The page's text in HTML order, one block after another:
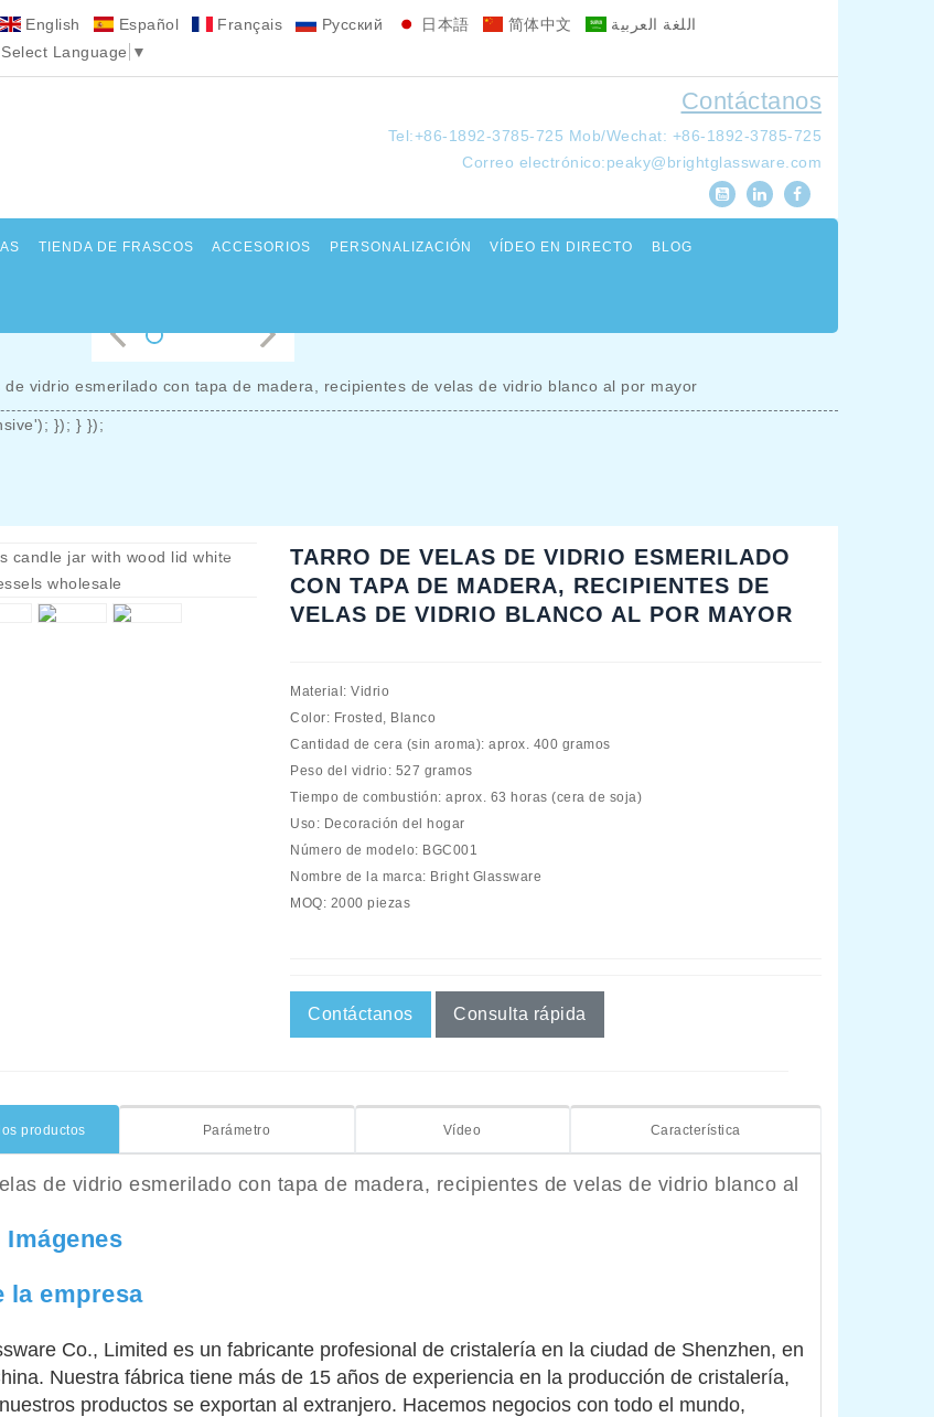
English Español Français Pусский 日本語 简体中文
اللغة العربية
Select Language ▼
Contáctanos
Tel:+86-1892-3785-725 Mob/Wechat: +86-1892-3785-725
Correo electrónico:peaky@brightglassware.com
TIENDA DE FRASCOS ACCESORIOS PERSONALIZACIÓN VÍDEO EN DIRECTO BLOG
de vidrio esmerilado con tapa de madera, recipientes de velas de vidrio blanco al por mayor
}); } });
TARRO DE VELAS DE VIDRIO ESMERILADO
CON TAPA DE MADERA, RECIPIENTES DE
VELAS DE VIDRIO BLANCO AL POR MAYOR
Material: Vidrio
Color: Frosted, Blanco
Cantidad de cera (sin aroma): aprox. 400 gramos
Peso del vidrio: 527 gramos
Tiempo de combustión: aprox. 63 horas (cera de soja)
Uso: Decoración del hogar
Número de modelo: BGC001
Nombre de la marca: Bright Glassware
MOQ: 2000 piezas
Contáctanos Consulta rápida
productos Parámetro Vídeo Característica
de vidrio esmerilado con tapa de madera, recipientes de velas de vidrio blanco al
Imágenes
la empresa
Co., Limited es un fabricante profesional de cristalería en la ciudad de Shenzhen, en
Nuestra fábrica tiene más de 15 años de experiencia en la producción de cristalería,
productos se exportan al extranjero. Hacemos negocios con todo el mundo,